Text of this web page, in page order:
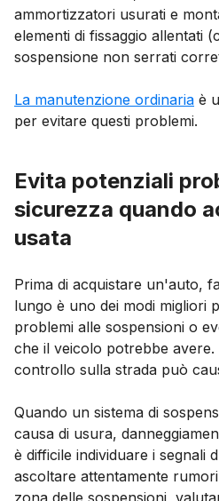
ammortizzatori usurati e
elementi di fissaggio allentati
sospensione non serrati
La manutenzione ordinaria è
per evitare questi problemi.
Evita potenziali
sicurezza quando
usata
Prima di acquistare un'auto,
lungo è uno dei modi migliori
problemi alle sospensioni o
che il veicolo potrebbe
controllo sulla strada può
Quando un sistema di
causa di usura,
è difficile individuare i segnali
ascoltare attentamente